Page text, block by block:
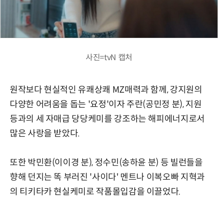
사진=tvN 캡처
원작보다 현실적인 유쾌상쾌 MZ매력과 함께, 강지원의
다양한 어려움을 돕는 '요정'이자 주란(공민정 분), 지원
등과의 세 자매급 당당케미를 강조하는 해피에너지로서
많은 사랑을 받았다.
또한 박민환(이이경 분), 정수민(송하윤 분) 등 빌런들을
향해 던지는 똑 부러진 '사이다' 멘트나 이복오빠 지혁과
의 티키타카 현실케미로 작품몰입감을 이끌었다.